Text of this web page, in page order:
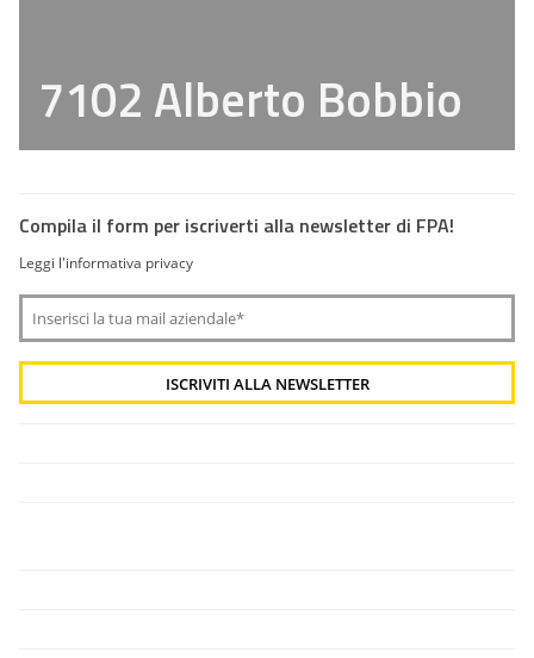
7102 Alberto Bobbio
Compila il form per iscriverti alla newsletter di FPA!
Leggi l'informativa privacy